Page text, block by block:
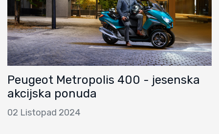
Peugeot Metropolis 400 - jesenska
akcijska ponuda
02 Listopad 2024